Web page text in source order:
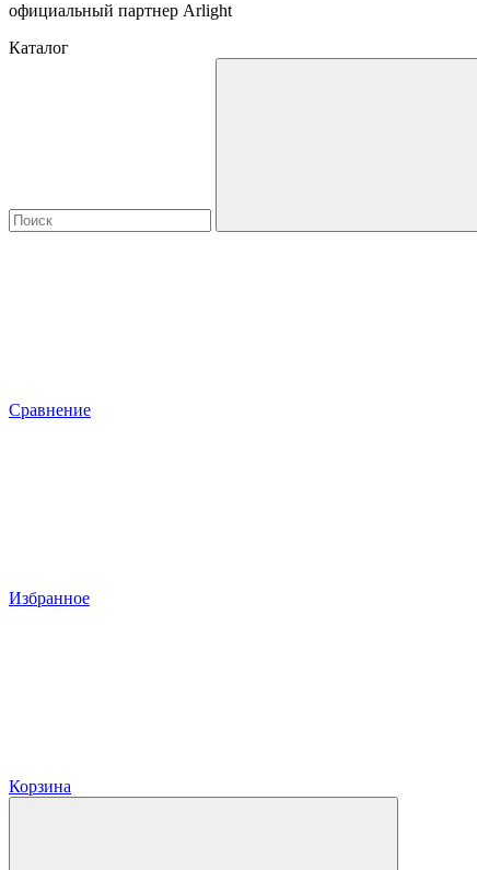
официальный партнер Arlight
Каталог
Сравнение
Избранное
Корзина